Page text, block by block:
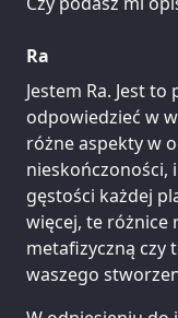
Ra
Jestem Ra. Jest
odpowiedzieć w
różne aspekty w
nieskończoności,
gęstości każdej
więcej, te różnice
metafizyczną czy
waszego